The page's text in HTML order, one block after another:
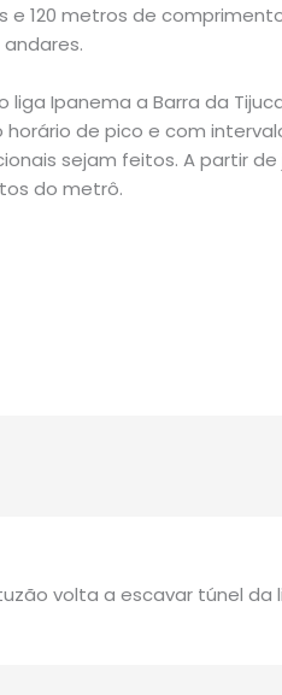
120 metros de
liga Ipanema a Barra da
horário de pico e com
sejam feitos. A partir de
do metrô.
volta a escavar túnel da